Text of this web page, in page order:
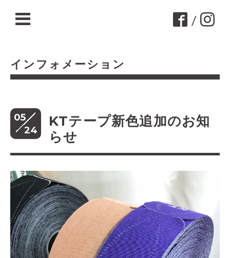
/
インフォメーション
05
24
KTテープ新色追加のお知
らせ